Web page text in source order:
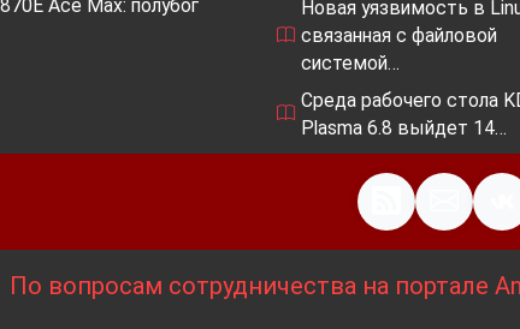
Ace Max: полубог
Новая уязвимость в
связанная с файловой
системой…
Среда рабочего стола
Plasma 6.8 выйдет 14…
По вопросам сотрудничества на портале